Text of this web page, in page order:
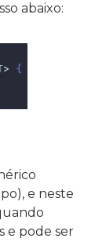
abaixo:
e neste
e pode ser